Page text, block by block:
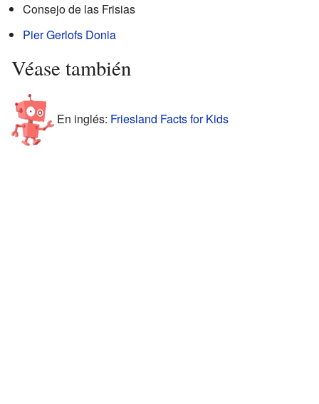
Consejo de las Frisias
Pier Gerlofs Donia
Véase también
En inglés: Friesland Facts for Kids